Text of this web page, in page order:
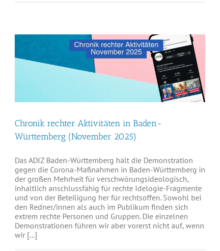
Chronik rechter Aktivitäten in Baden-
Württemberg (November 2025)
Das ADIZ Baden-Württemberg hält die Demonstration
gegen die Corona-Maßnahmen in Baden-Württemberg in
der großen Mehrheit für verschwörungsideologisch,
inhaltlich anschlussfähig für rechte Idelogie-Fragmente
und von der Beteiligung her für rechtsoffen. Sowohl bei
den Redner/innen als auch im Publikum finden sich
extrem rechte Personen und Gruppen. Die einzelnen
Demonstrationen führen wir aber vorerst nicht auf, wenn
wir [...]